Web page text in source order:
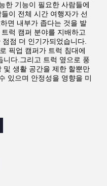
한 기능이 필요한 사람들에
이 전체 시간 여행자가 선
면 내부가 좁다는 것을 발
럭 캠퍼 분야를 지배하고
점 더 인기가되었습니다.
픽업 캠퍼가 트럭 침대에
니다.그리고 트럭 옆으로 풍
및 생활 공간을 제한 할뿐만
있으며 안정성을 영향을 미